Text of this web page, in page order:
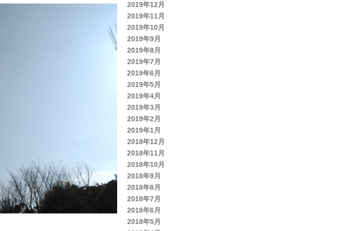
2019年12月
2019年11月
2019年10月
2019年9月
2019年8月
2019年7月
2019年6月
2019年5月
2019年4月
2019年3月
2019年2月
2019年1月
2018年12月
2018年11月
2018年10月
2018年9月
2018年8月
2018年7月
2018年6月
2018年5月